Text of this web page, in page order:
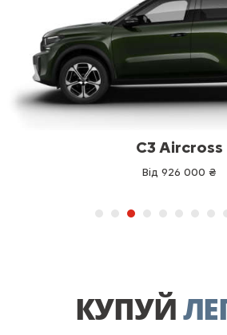
C3 Aircross
Від 926 000 ₴
КУПУЙ